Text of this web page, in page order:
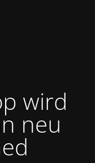
wird
neu